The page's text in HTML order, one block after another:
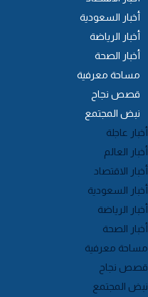
أخبار السعودية
أخبار الرياضة
أخبار الصحة
مساحة معرفية
قصص نجاح
نبض المجتمع
عاجلة
العالم
الاقتصاد
السعودية
الرياضة
الصحة
معرفية
نجاح
المجتمع